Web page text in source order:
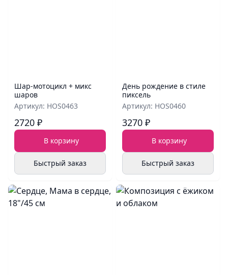
Шар‑мотоцикл + микс
шаров
Артикул: HOS0463
2720 ₽
В корзину
Быстрый заказ
День рождение в стиле
пиксель
Артикул: HOS0460
3270 ₽
В корзину
Быстрый заказ